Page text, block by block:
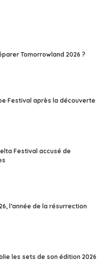
Tomorrowland 2026 ?
Festival après la découverte
Festival accusé de
l’année de la résurrection
les sets de son édition 2026